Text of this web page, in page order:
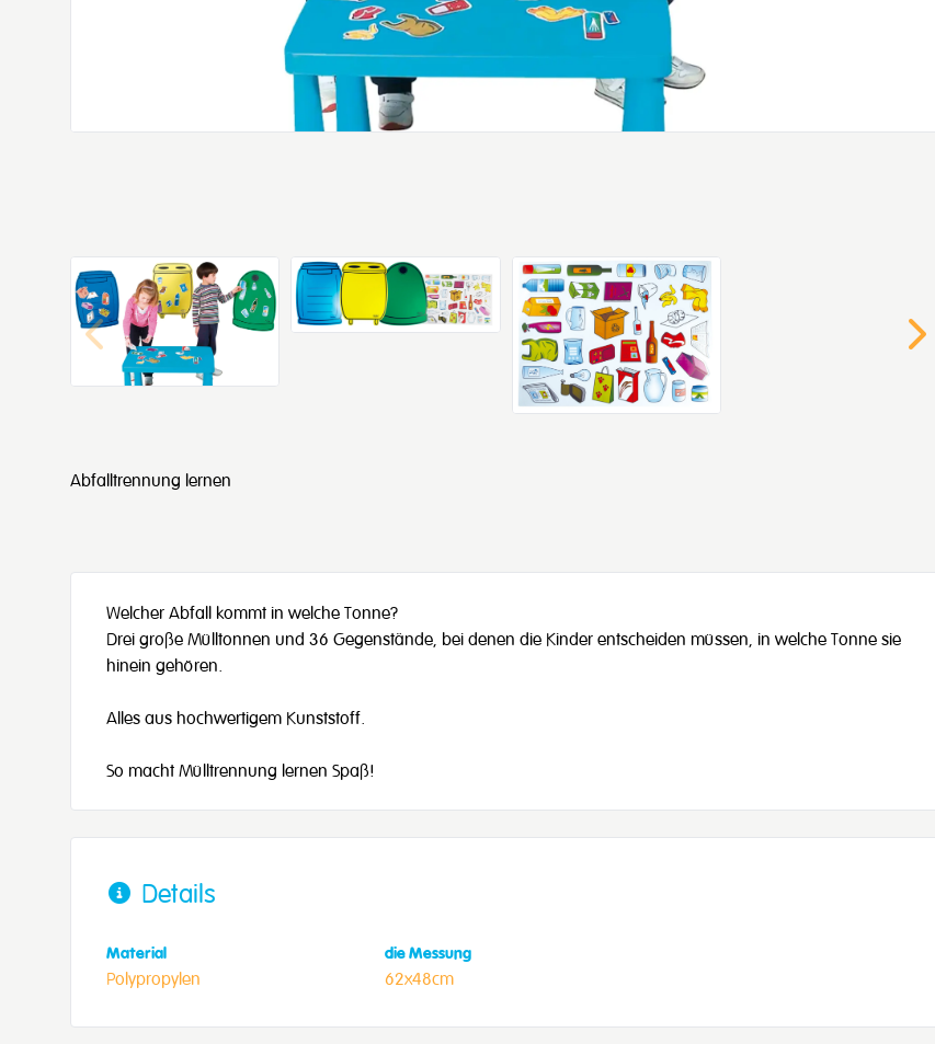
Abfalltrennung lernen
Welcher Abfall kommt in welche Tonne?
Drei große Mülltonnen und 36 Gegenstände, bei denen die Kinder entscheiden müssen, in welche Tonne sie
hinein gehören.
Alles aus hochwertigem Kunststoff.
So macht Mülltrennung lernen Spaß!
Details
Material
Polypropylen
die Messung
62x48cm